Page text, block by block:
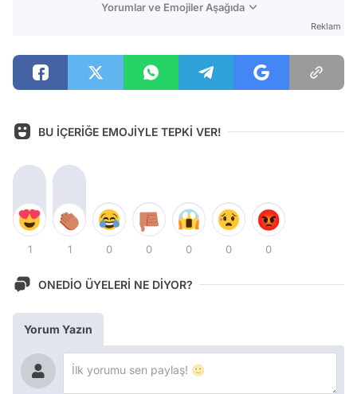
Yorumlar ve Emojiler Aşağıda
Reklam
BU İÇERİĞE EMOJİYLE TEPKİ VER!
1 1 0 0 0 0 0
ONEDİO ÜYELERİ NE DİYOR?
Yorum Yazın